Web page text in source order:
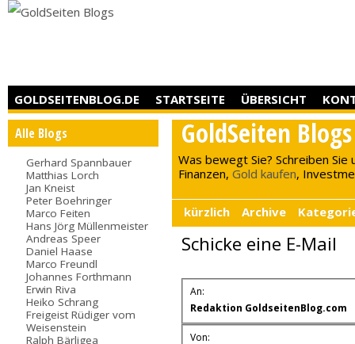
GOLDSEITENBLOG.DE STARTSEITE ÜBERSICHT
Alle Blogs
Gerhard Spannbauer
Matthias Lorch
Jan Kneist
Peter Boehringer
Marco Feiten
Hans Jörg Müllenmeister
Andreas Speer
Daniel Haase
Marco Freundl
Johannes Forthmann
Erwin Riva
Heiko Schrang
Freigeist Rüdiger vom
Weisenstein
Ralph Bärligea
GoldSeiten Blogs
Was bewegt Sie? Schreiben Sie
Finanzen,Gold kaufen,
kürzlich Archive
Schicke eine E-Mail
An:
Redaktion GoldseitenBlog.com
Von: